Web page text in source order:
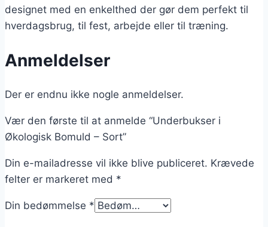
designet med en enkelthed der gør dem perfekt til
hverdagsbrug, til fest, arbejde eller til træning.
Anmeldelser
Der er endnu ikke nogle anmeldelser.
Vær den første til at anmelde “Underbukser i
Økologisk Bomuld – Sort”
Din e-mailadresse vil ikke blive publiceret. Krævede
felter er markeret med *
Din bedømmelse *